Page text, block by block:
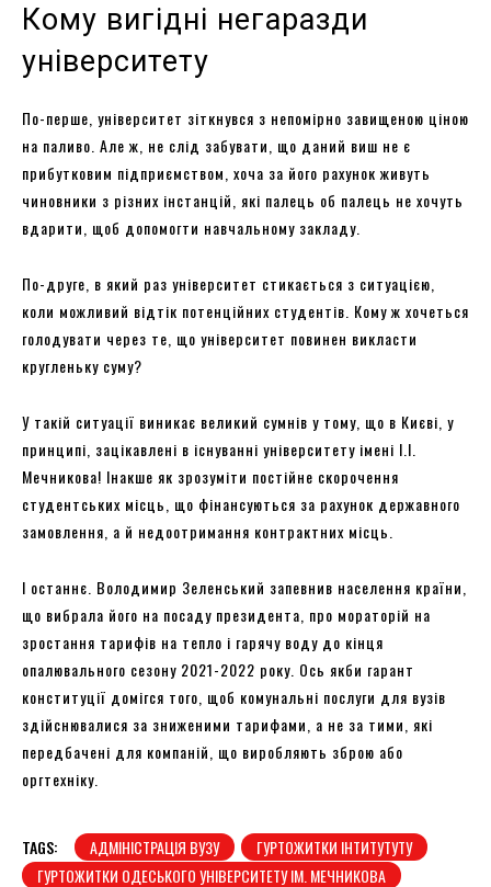
Кому вигідні негаразди
університету
По-перше, університет зіткнувся з непомірно завищеною ціною
на паливо. Але ж, не слід забувати, що даний виш не є
прибутковим підприємством, хоча за його рахунок живуть
чиновники з різних інстанцій, які палець об палець не хочуть
вдарити, щоб допомогти навчальному закладу.
По-друге, в який раз університет стикається з ситуацією,
коли можливий відтік потенційних студентів. Кому ж хочеться
голодувати через те, що університет повинен викласти
кругленьку суму?
У такій ситуації виникає великий сумнів у тому, що в Києві, у
принципі, зацікавлені в існуванні університету імені І.І.
Мечникова! Інакше як зрозуміти постійне скорочення
студентських місць, що фінансуються за рахунок державного
замовлення, а й недоотримання контрактних місць.
І останнє. Володимир Зеленський запевнив населення країни,
що вибрала його на посаду президента, про мораторій на
зростання тарифів на тепло і гарячу воду до кінця
опалювального сезону 2021-2022 року. Ось якби гарант
конституції домігся того, щоб комунальні послуги для вузів
здійснювалися за зниженими тарифами, а не за тими, які
передбачені для компаній, що виробляють зброю або
оргтехніку.
TAGS: АДМІНІСТРАЦІЯ ВУЗУ
ГУРТОЖИТКИ ІНТИТУТУТУ
ГУРТОЖИТКИ ОДЕСЬКОГО УНІВЕРСИТЕТУ ІМ. МЕЧНИКОВА